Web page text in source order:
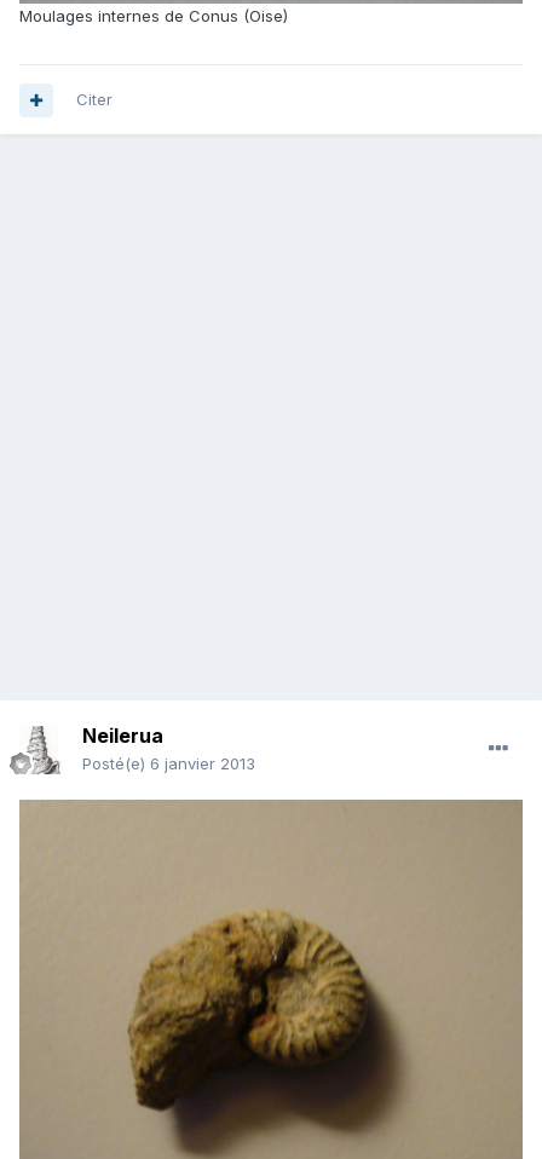
Moulages internes de Conus (Oise)
Citer
Neilerua
Posté(e) 6 janvier 2013